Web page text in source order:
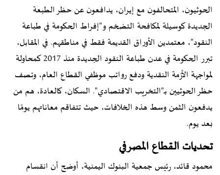
الحوثيون، المتحالفون مع إيران، يدافعون عن حظر الطبعة
الجديدة كوسيلة لمكافحة التضخم و"إفراط الحكومة في طباعة
النقود"، معتمدين الأوراق القديمة فقط في مناطقهم. في المقابل،
تبرر الحكومة في عدن طباعة النقود الجديدة منذ 2017 كمحاولة
لمواجهة الأزمة النقدية ودفع رواتب موظفي القطاع العام، وتصف
حظر الحوثيين بـ"التخريب الاقتصادي". السكان، كالعادة، هم من
يدفعون الثمن وسط هذه الخلافات، حيث تتفاقم معاناتهم يومًا
بعد يوم.
تحديات القطاع المصرفي
محمود قائد، رئيس جمعية البنوك اليمنية، أوضح أن انقسام